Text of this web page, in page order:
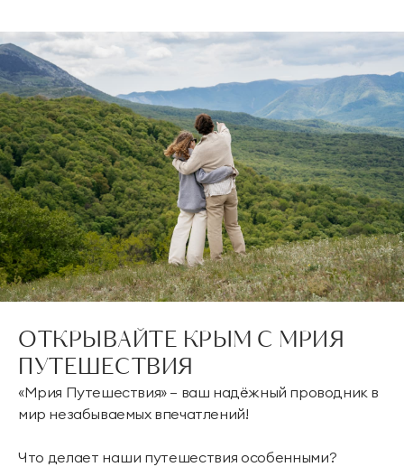
ОТКРЫВАЙТЕ КРЫМ С МРИЯ
ПУТЕШЕСТВИЯ
«Мрия Путешествия» — ваш надёжный проводник в
мир незабываемых впечатлений!
Что делает наши путешествия особенными?